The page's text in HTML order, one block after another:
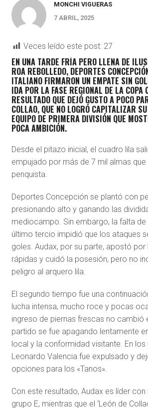
MONCHI VIGUERAS
7 ABRIL, 2025
Veces leído este post: 27
EN UNA TARDE FRÍA PERO LLENA DE
ROA REBOLLEDO, DEPORTES
ITALIANOFIRMARON UN EMPATE SIN
IDA POR LA FASE REGIONAL DE LA COPA
RESULTADO QUE DEJÓ GUSTO A POCO
COLLAO, QUE NO LOGRÓ CAPITALIZAR
EQUIPO DE PRIMERA DIVISIÓN QUE
POCA AMBICIÓN.
Desde el pitazo inicial, el cuadro lila
empujado por más de 7 mil almas
penquista.
Deportes Concepción se plantó con
presionando alto y ganando las
mediocampo. Sin embargo, la falta de
último tercio impidió que los ataques
goles. Audax, por su parte, apostó por
rápidas y cuidó la posesión, pero no
peligro al arquero lila.
El segundo tiempo fue una
lucha intensa, mucho roce y pocas
ingreso de piernas frescas no cambió
partido se fue apagando lentamente
local y la conformidad visitante. En
Leonardo Valencia fue expulsado y
opciones para los «Tanos».
Con este resultado, Audax es líder con
grupo E, mientras que el ‘León de